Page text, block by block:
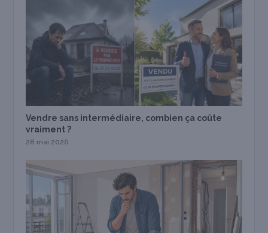
Vendre sans intermédiaire, combien ça coûte
vraiment ?
28 mai 2026